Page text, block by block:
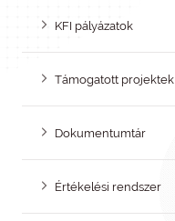
KFI pályázatok
Támogatott projektek
Dokumentumtár
Értékelési rendszer